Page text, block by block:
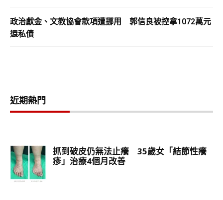
政治獻金、文教協會款項遭挪用 郭信良被控拿1072萬元
還私債
近期熱門